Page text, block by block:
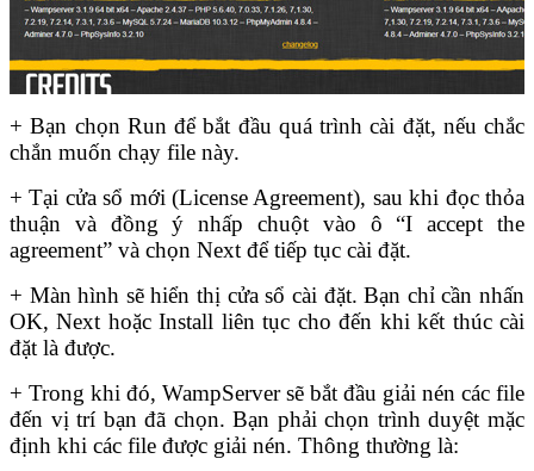
+ Bạn chọn Run để bắt đầu quá trình cài đặt, nếu chắc
chắn muốn chạy file này.
+ Tại cửa sổ mới (License Agreement), sau khi đọc thỏa
thuận và đồng ý nhấp chuột vào ô “I accept the
agreement” và chọn Next để tiếp tục cài đặt.
+ Màn hình sẽ hiển thị cửa sổ cài đặt. Bạn chỉ cần nhấn
OK, Next hoặc Install liên tục cho đến khi kết thúc cài
đặt là được.
+ Trong khi đó, WampServer sẽ bắt đầu giải nén các file
đến vị trí bạn đã chọn. Bạn phải chọn trình duyệt mặc
định khi các file được giải nén. Thông thường là: